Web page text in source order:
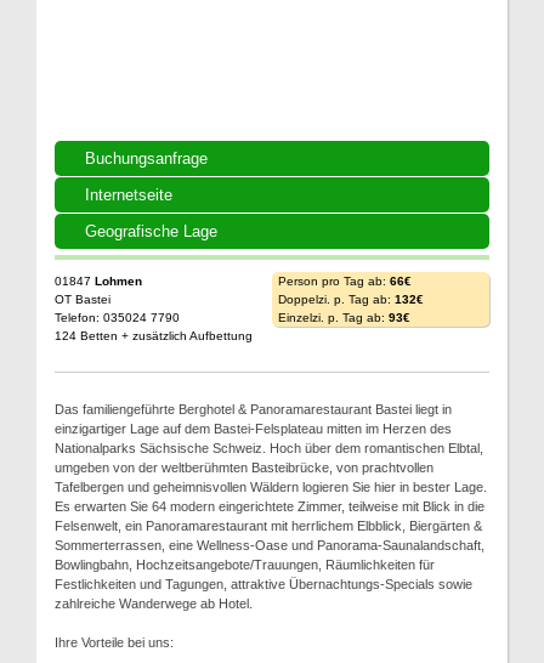
Buchungsanfrage
Internetseite
Geografische Lage
01847 Lohmen
OT Bastei
Telefon: 035024 7790
124 Betten + zusätzlich Aufbettung
Person pro Tag ab: 66€
Doppelzi. p. Tag ab: 132€
Einzelzi. p. Tag ab: 93€
Das familiengeführte Berghotel & Panoramarestaurant Bastei liegt in
einzigartiger Lage auf dem Bastei-Felsplateau mitten im Herzen des
Nationalparks Sächsische Schweiz. Hoch über dem romantischen Elbtal,
umgeben von der weltberühmten Basteibrücke, von prachtvollen
Tafelbergen und geheimnisvollen Wäldern logieren Sie hier in bester Lage.
Es erwarten Sie 64 modern eingerichtete Zimmer, teilweise mit Blick in die
Felsenwelt, ein Panoramarestaurant mit herrlichem Elbblick, Biergärten &
Sommerterrassen, eine Wellness-Oase und Panorama-Saunalandschaft,
Bowlingbahn, Hochzeitsangebote/Trauungen, Räumlichkeiten für
Festlichkeiten und Tagungen, attraktive Übernachtungs-Specials sowie
zahlreiche Wanderwege ab Hotel.
Ihre Vorteile bei uns: